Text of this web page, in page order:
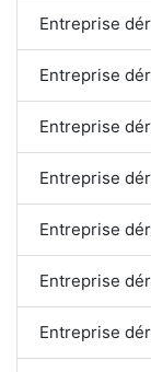
Entreprise
Entreprise
Entreprise
Entreprise
Entreprise
Entreprise
Entreprise